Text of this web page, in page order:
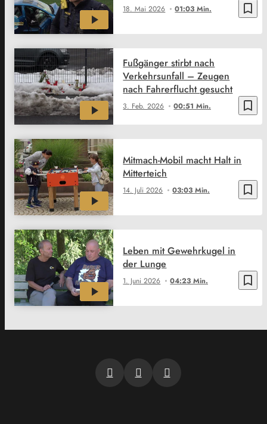
bookmark_border
18. Mai 2026 01:03 Min.
bookmark_border
3. Feb. 2026 00:51 Min.
Fußgänger stirbt nach
Verkehrsunfall – Zeugen
nach Fahrerflucht gesucht
bookmark_border
14. Juli 2026 03:03 Min.
Mitmach-Mobil macht Halt in
Mitterteich
bookmark_border
1. Juni 2026 04:23 Min.
Leben mit Gewehrkugel in
der Lunge